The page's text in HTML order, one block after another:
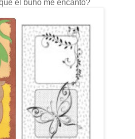
el búho me encanto?